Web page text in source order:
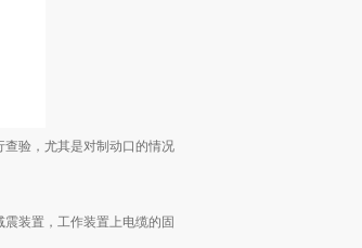
验，尤其是对制动口的情况
装置，工作装置上电缆的固